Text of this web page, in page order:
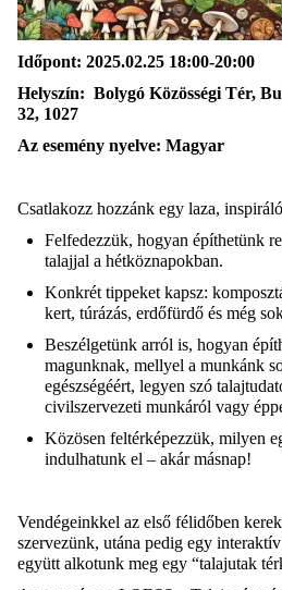
Időpont: 2025.02.25 18:00-20:00
Helyszín: Bolygó Közösségi Tér,
32, 1027
Az esemény nyelve: Magyar
Csatlakozz hozzánk egy laza,
Felfedezzük, hogyan építhetünk
talajjal a hétköznapokban.
Konkrét tippeket kapsz:
kert, túrázás, erdőfürdő és még
Beszélgetünk arról is, hogyan
magunknak, mellyel a munkánk
egészségéért, legyen szó
civilszervezeti munkáról vagy
Közösen feltérképezzük, milyen
indulhatunk el – akár másnap!
Vendégeinkkel az első félidőben
szervezünk, utána pedig egy
együtt alkotunk meg egy “talajutak